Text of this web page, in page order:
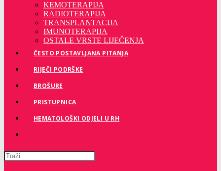
KEMOTERAPIJA
RADIOTERAPIJA
TRANSPLANTACIJA
IMUNOTERAPIJA
OSTALE VRSTE LIJEČENJA
ČESTO POSTAVLJANA PITANJA
RIJEČI PODRŠKE
BROŠURE
PRISTUPNICA
HEMATOLOŠKI ODJELI U RH
Pretražite
ovu